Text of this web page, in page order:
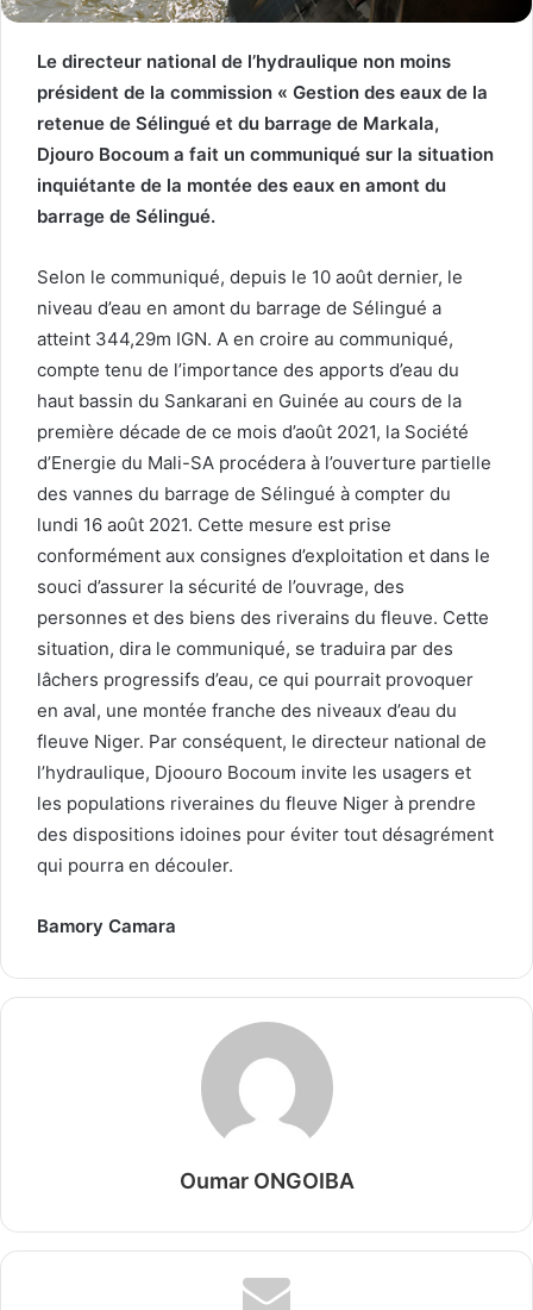
Le directeur national de l’hydraulique non moins
président de la commission « Gestion des eaux de la
retenue de Sélingué et du barrage de Markala,
Djouro Bocoum a fait un communiqué sur la situation
inquiétante de la montée des eaux en amont du
barrage de Sélingué.
Selon le communiqué, depuis le 10 août dernier, le
niveau d’eau en amont du barrage de Sélingué a
atteint 344,29m IGN. A en croire au communiqué,
compte tenu de l’importance des apports d’eau du
haut bassin du Sankarani en Guinée au cours de la
première décade de ce mois d’août 2021, la Société
d’Energie du Mali-SA procédera à l’ouverture partielle
des vannes du barrage de Sélingué à compter du
lundi 16 août 2021. Cette mesure est prise
conformément aux consignes d’exploitation et dans le
souci d’assurer la sécurité de l’ouvrage, des
personnes et des biens des riverains du fleuve. Cette
situation, dira le communiqué, se traduira par des
lâchers progressifs d’eau, ce qui pourrait provoquer
en aval, une montée franche des niveaux d’eau du
fleuve Niger. Par conséquent, le directeur national de
l’hydraulique, Djoouro Bocoum invite les usagers et
les populations riveraines du fleuve Niger à prendre
des dispositions idoines pour éviter tout désagrément
qui pourra en découler.
Bamory Camara
Oumar ONGOIBA